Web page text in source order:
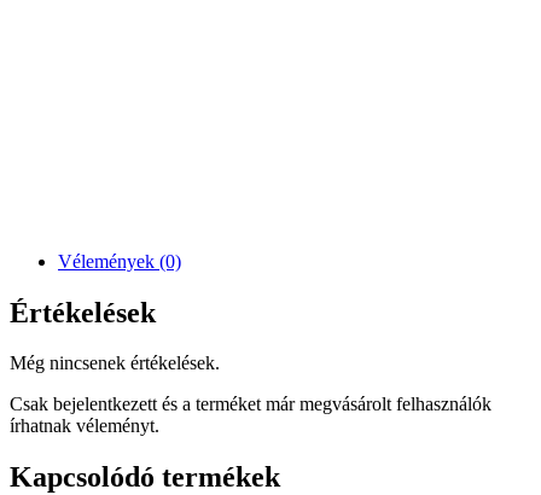
Vélemények (0)
Értékelések
Még nincsenek értékelések.
Csak bejelentkezett és a terméket már megvásárolt felhasználók
írhatnak véleményt.
Kapcsolódó termékek